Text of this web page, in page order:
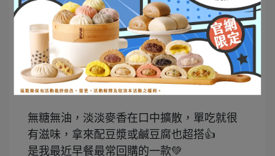
無糖無油，淡淡麥香在口中擴散，單吃就很
有滋味，拿來配豆漿或鹹豆腐也超搭👍
是我最近早餐最常回購的一款💚